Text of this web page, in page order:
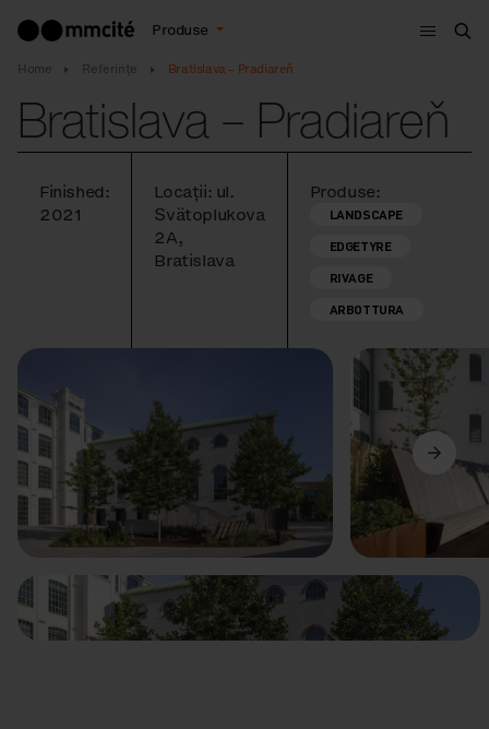
Produse
Meniu
Home Referințe Bratislava – Pradiareň
Bratislava – Pradiareň
Finished:
2021
Locații: ul.
Svätoplukova
2A,
Bratislava
Produse:
LANDSCAPE
EDGETYRE
RIVAGE
ARBOTTURA
Anterior Următorul